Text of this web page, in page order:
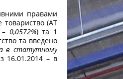
правами
товариство (АТ
0,0572%) та 1
та введено
в статутному
16.01.2014 – в